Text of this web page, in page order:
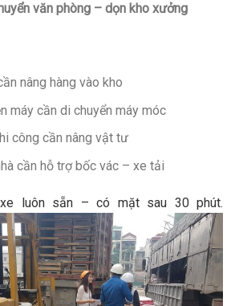
văn phòng – dọn kho xưởng
nâng hàng vào kho
máy cần di chuyển máy móc
công cần nâng vật tư
cần hỗ trợ bốc vác – xe tải
luôn sẵn – có mặt sau 30 phút.